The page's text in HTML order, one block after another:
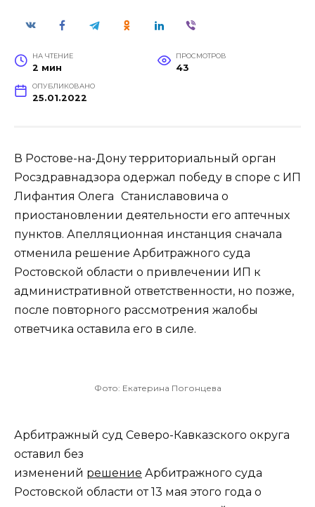
НА ЧТЕНИЕ
2 мин
ПРОСМОТРОВ
43
ОПУБЛИКОВАНО
25.01.2022
В Ростове-на-Дону территориальный орган
Росздравнадзора одержал победу в споре с ИП
Лифантия Олега Станиславовича о
приостановлении деятельности его аптечных
пунктов. Апелляционная инстанция сначала
отменила решение Арбитражного суда
Ростовской области о привлечении ИП к
административной ответственности, но позже,
после повторного рассмотрения жалобы
ответчика оставила его в силе.
Фото: Екатерина Погонцева
Арбитражный суд Северо-Кавказского округа
оставил без
изменений решение Арбитражного суда
Ростовской области от 13 мая этого года о